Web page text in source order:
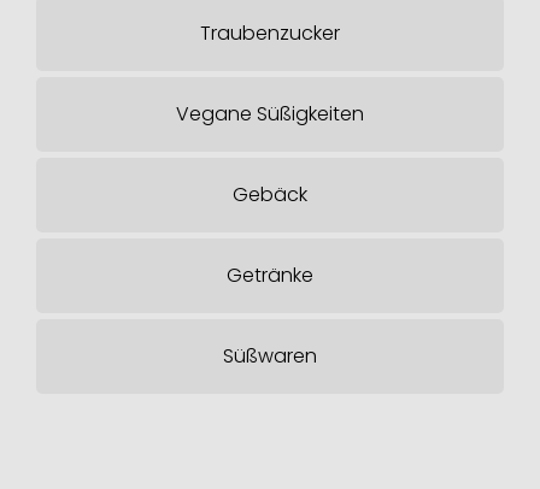
Traubenzucker
Vegane Süßigkeiten
Gebäck
Getränke
Süßwaren